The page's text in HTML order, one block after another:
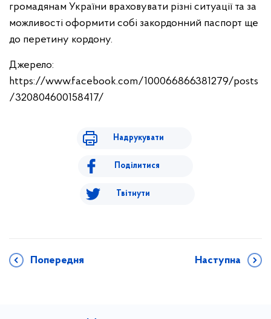
громадянам України враховувати різні ситуації та за
можливості оформити собі закордонний паспорт ще
до перетину кордону.
Джерело:
https://www.facebook.com/100066866381279/posts
/320804600158417/
Надрукувати
Поділитися
Твітнути
Попередня Наступна